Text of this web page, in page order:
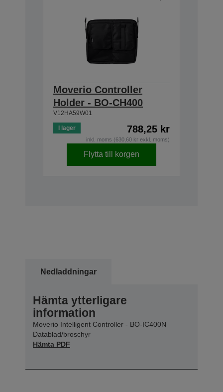
Moverio Controller
Holder - BO-CH400
V12HA59W01
I lager 788,25 kr
inkl. moms (630,60 kr exkl. moms)
Flytta till korgen
Nedladdningar
Hämta ytterligare
information
Moverio Intelligent Controller - BO-IC400N
Datablad/broschyr
Hämta PDF